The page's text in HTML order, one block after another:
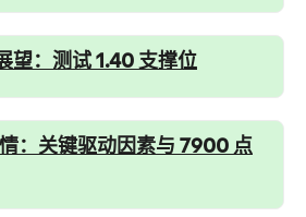
望：测试 1.40 支撑位
：关键驱动因素与 7900 点